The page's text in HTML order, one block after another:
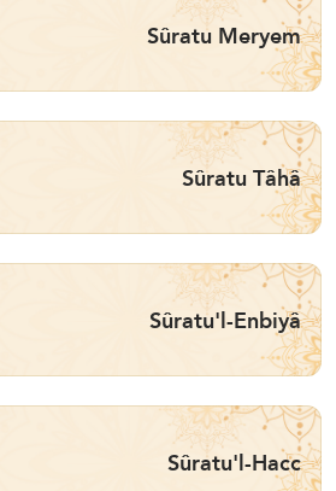
Sûratu Meryem
Sûratu Tâhâ
Sûratu'l-Enbiyâ
Sûratu'l-Hacc